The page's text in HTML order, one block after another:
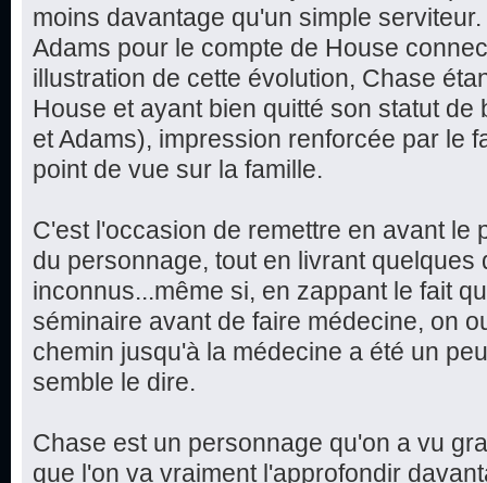
moins davantage qu'un simple
Adams pour le compte de House
illustration de cette évolution, Chase
House et ayant bien quitté son statut
et Adams), impression renforcée par le
point de vue sur la famille.
C'est l'occasion de remettre en avant le
du personnage, tout en livrant quelques
inconnus...même si, en zappant le fait
séminaire avant de faire médecine, on
chemin jusqu'à la médecine a été un
semble le dire.
Chase est un personnage qu'on a vu
que l'on va vraiment l'approfondir